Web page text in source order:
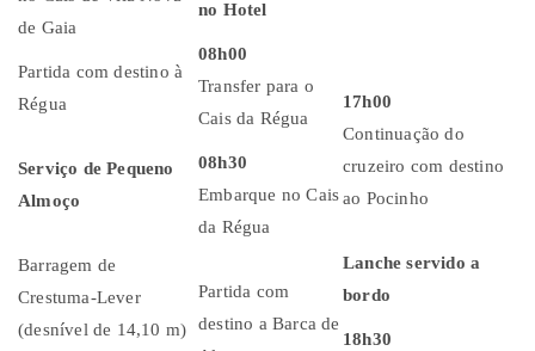
de Gaia
Partida com destino à
Régua
Serviço de Pequeno
Almoço
Barragem de
Crestuma-Lever
(desnível de 14,10 m)
no Hotel
08h00
Transfer para o
Cais da Régua
08h30
Embarque no Cais
da Régua
Partida com
destino a Barca de
17h00
Continuação do
cruzeiro com destino
ao Pocinho
Lanche servido a
bordo
18h30